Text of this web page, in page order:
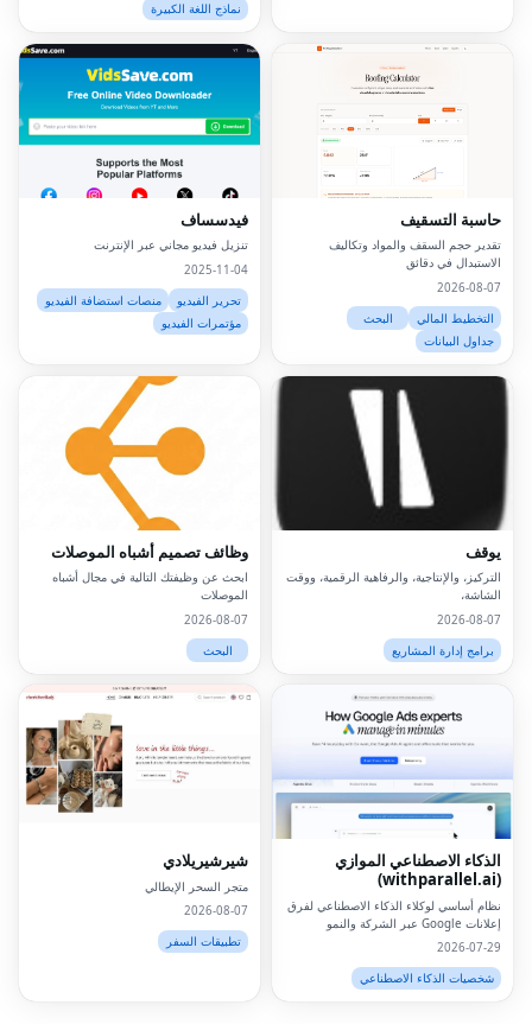
نماذج اللغة الكبيرة
حاسبة التسقيف
تقدير حجم السقف والمواد وتكاليف
الاستبدال في دقائق
2026-08-07
التخطيط المالي
البحث
جداول البيانات
فيدسساف
تنزيل فيديو مجاني عبر الإنترنت
2025-11-04
تحرير الفيديو
منصات استضافة الفيديو
مؤتمرات الفيديو
يوقف
التركيز، والإنتاجية، والرفاهية الرقمية، ووقت
الشاشة،
2026-08-07
برامج إدارة المشاريع
وظائف تصميم أشباه الموصلات
ابحث عن وظيفتك التالية في مجال أشباه
الموصلات
2026-08-07
البحث
الذكاء الاصطناعي الموازي
(withparallel.ai)
نظام أساسي لوكلاء الذكاء الاصطناعي لفرق
إعلانات Google عبر الشركة والنمو
والوكالات والوسائط المدفوعة.
2026-07-29
شخصيات الذكاء الاصطناعي
شيرشيريلادي
متجر السحر الإيطالي
2026-08-07
تطبيقات السفر
Facebook
Twitter
LinkedIn
Pinterest
Snapchat
WhatsApp
Telegram